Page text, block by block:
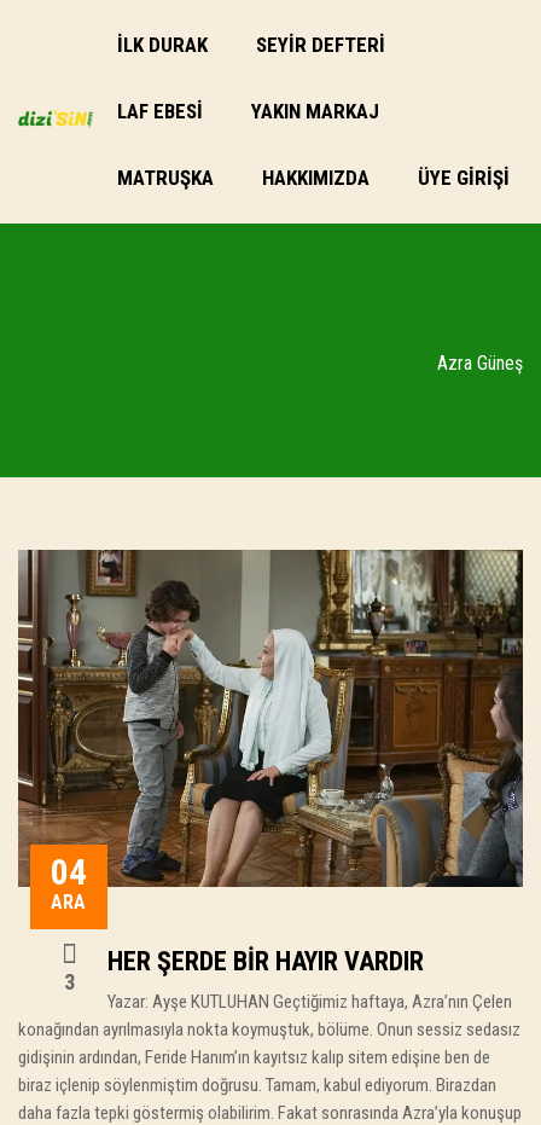
İLK DURAK SEYİR DEFTERİ
LAF EBESI YAKIN MARKAJ
MATRUŞKA HAKKIMIZDA ÜYE GIRIŞI
Azra Güneş
04
ARA
3
HER ŞERDE BIR HAYIR VARDIR
Yazar: Ayşe KUTLUHAN Geçtiğimiz haftaya, Azra’nın Çelen
konağından ayrılmasıyla nokta koymuştuk, bölüme. Onun sessiz sedasız
gidişinin ardından, Feride Hanım’ın kayıtsız kalıp sitem edişine ben de
biraz içlenip söylenmiştim doğrusu. Tamam, kabul ediyorum. Birazdan
daha fazla tepki göstermiş olabilirim. Fakat sonrasında Azra’yla konuşup